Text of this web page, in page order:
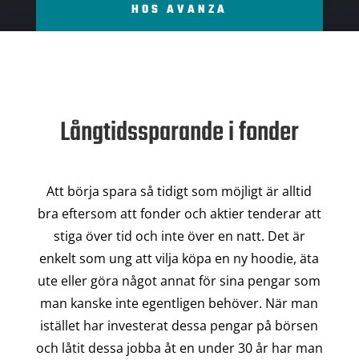
HOS AVANZA
Långtidssparande i fonder
Att börja spara så tidigt som möjligt är alltid
bra eftersom att fonder och aktier tenderar att
stiga över tid och inte över en natt. Det är
enkelt som ung att vilja köpa en ny hoodie, äta
ute eller göra något annat för sina pengar som
man kanske inte egentligen behöver. När man
istället har investerat dessa pengar på börsen
och låtit dessa jobba åt en under 30 år har man